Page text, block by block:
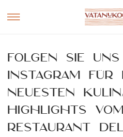
S
p
t
o
n
v
S
p
t
o
c
n
Folgen Sie
Instagram für
neuesten
Highlights vom
Restaurant